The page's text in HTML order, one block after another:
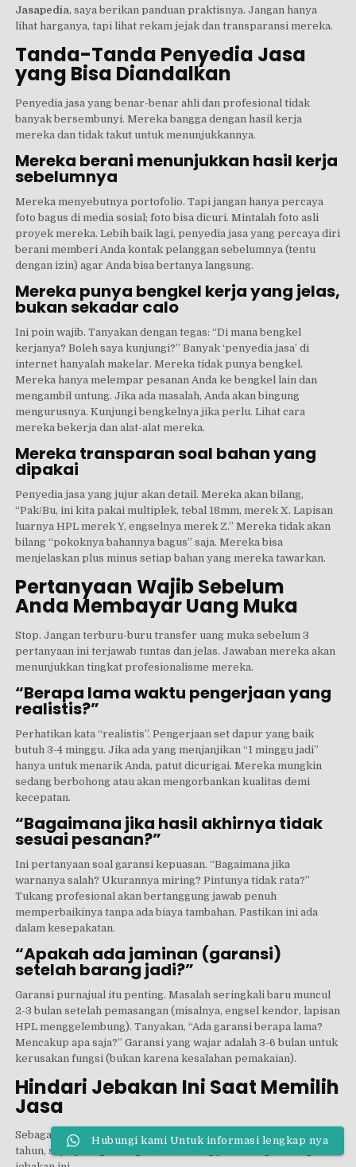
Jasapedia, saya berikan panduan praktisnya. Jangan hanya
lihat harganya, tapi lihat rekam jejak dan transparansi mereka.
Tanda-Tanda Penyedia Jasa
yang Bisa Diandalkan
Penyedia jasa yang benar-benar ahli dan profesional tidak
banyak bersembunyi. Mereka bangga dengan hasil kerja
mereka dan tidak takut untuk menunjukkannya.
Mereka berani menunjukkan hasil kerja
sebelumnya
Mereka menyebutnya portofolio. Tapi jangan hanya percaya
foto bagus di media sosial; foto bisa dicuri. Mintalah foto asli
proyek mereka. Lebih baik lagi, penyedia jasa yang percaya diri
berani memberi Anda kontak pelanggan sebelumnya (tentu
dengan izin) agar Anda bisa bertanya langsung.
Mereka punya bengkel kerja yang jelas,
bukan sekadar calo
Ini poin wajib. Tanyakan dengan tegas: “Di mana bengkel
kerjanya? Boleh saya kunjungi?” Banyak ‘penyedia jasa’ di
internet hanyalah makelar. Mereka tidak punya bengkel.
Mereka hanya melempar pesanan Anda ke bengkel lain dan
mengambil untung. Jika ada masalah, Anda akan bingung
mengurusnya. Kunjungi bengkelnya jika perlu. Lihat cara
mereka bekerja dan alat-alat mereka.
Mereka transparan soal bahan yang
dipakai
Penyedia jasa yang jujur akan detail. Mereka akan bilang,
“Pak/Bu, ini kita pakai multiplek, tebal 18mm, merek X. Lapisan
luarnya HPL merek Y, engselnya merek Z.” Mereka tidak akan
bilang “pokoknya bahannya bagus” saja. Mereka bisa
menjelaskan plus minus setiap bahan yang mereka tawarkan.
Pertanyaan Wajib Sebelum
Anda Membayar Uang Muka
Stop. Jangan terburu-buru transfer uang muka sebelum 3
pertanyaan ini terjawab tuntas dan jelas. Jawaban mereka akan
menunjukkan tingkat profesionalisme mereka.
“Berapa lama waktu pengerjaan yang
realistis?”
Perhatikan kata “realistis”. Pengerjaan set dapur yang baik
butuh 3-4 minggu. Jika ada yang menjanjikan “1 minggu jadi”
hanya untuk menarik Anda, patut dicurigai. Mereka mungkin
sedang berbohong atau akan mengorbankan kualitas demi
kecepatan.
“Bagaimana jika hasil akhirnya tidak
sesuai pesanan?”
Ini pertanyaan soal garansi kepuasan. “Bagaimana jika
warnanya salah? Ukurannya miring? Pintunya tidak rata?”
Tukang profesional akan bertanggung jawab penuh
memperbaikinya tanpa ada biaya tambahan. Pastikan ini ada
dalam kesepakatan.
“Apakah ada jaminan (garansi)
setelah barang jadi?”
Garansi purnajual itu penting. Masalah seringkali baru muncul
2-3 bulan setelah pemasangan (misalnya, engsel kendor, lapisan
HPL menggelembung). Tanyakan, “Ada garansi berapa lama?
Mencakup apa saja?” Garansi yang wajar adalah 3-6 bulan untuk
kerusakan fungsi (bukan karena kesalahan pemakaian).
Hindari Jebakan Ini Saat Memilih
Jasa
Sebagai ahli furniture customdengan pengalaman puluhan
tahun, saya paling sering melihat orang jatuh di tiga lubang
Hubungi kami Untuk informasi lengkap nya